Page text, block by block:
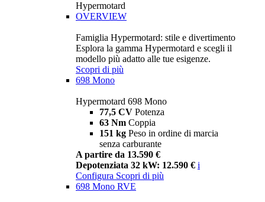
Hypermotard
OVERVIEW
Famiglia Hypermotard: stile e divertimento
Esplora la gamma Hypermotard e scegli il
modello più adatto alle tue esigenze.
Scopri di più
698 Mono
Hypermotard 698 Mono
77,5 CV Potenza
63 Nm Coppia
151 kg Peso in ordine di marcia
senza carburante
A partire da 13.590 €
Depotenziata 32 kW: 12.590 € i
Configura Scopri di più
698 Mono RVE